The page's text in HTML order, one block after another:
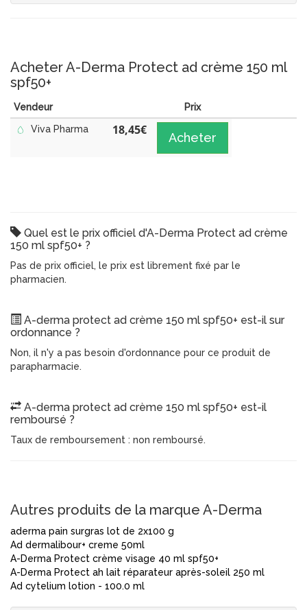
Acheter A-Derma Protect ad crème 150 ml
spf50+
Vendeur
Prix
Viva Pharma
18,45€
Acheter
Quel est le prix officiel d'A-Derma Protect ad crème
150 ml spf50+ ?
Pas de prix officiel, le prix est librement fixé par le
pharmacien.
A-derma protect ad crème 150 ml spf50+ est-il sur
ordonnance ?
Non, il n'y a pas besoin d'ordonnance pour ce produit de
parapharmacie.
A-derma protect ad crème 150 ml spf50+ est-il
remboursé ?
Taux de remboursement : non remboursé.
Autres produits de la marque A-Derma
aderma pain surgras lot de 2x100 g
Ad dermalibour+ creme 50ml
A-Derma Protect crème visage 40 ml spf50+
A-Derma Protect ah lait réparateur après-soleil 250 ml
Ad cytelium lotion - 100.0 ml